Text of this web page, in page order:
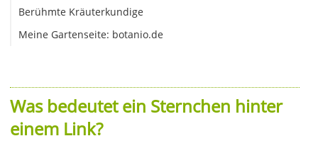
Berühmte Kräuterkundige
Meine Gartenseite: botanio.de
Was bedeutet ein Sternchen hinter
einem Link?